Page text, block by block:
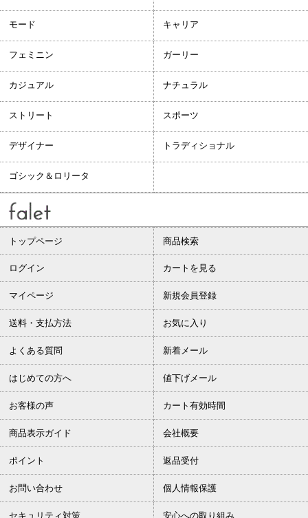
モード キャリア
フェミニン ガーリー
カジュアル ナチュラル
ストリート スポーツ
デザイナー トラディショナル
ゴシック＆ロリータ
トップページ 商品検索
ログイン カートを見る
マイページ 新規会員登録
送料・支払方法 お気に入り
よくある質問 新着メール
はじめての方へ 値下げメール
お客様の声 カート有効時間
商品表示ガイド 会社概要
ポイント 返品受付
お問い合わせ 個人情報保護
セキュリティ対策 安心への取り組み